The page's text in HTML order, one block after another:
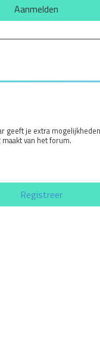
je extra
van het forum.
Registreer